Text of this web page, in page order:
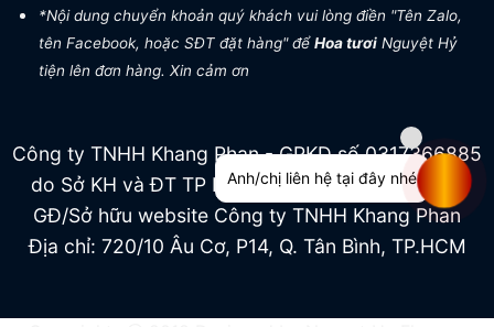
*Nội dung chuyển khoản quý khách vui lòng điền "Tên Zalo,
tên Facebook, hoặc SĐT đặt hàng" đểHoa tươi Nguyệt Hỷ
tiện lên đơn hàng. Xin cảm ơn
Công ty TNHH Khang Phan - GPKD số 0317366885
do Sở KH và ĐT TP HCM cấp ngày 04/07/2022
GĐ/Sở hữu website Công ty TNHH Khang Phan
Địa chỉ: 720/10 Âu Cơ, P14, Q. Tân Bình, TP.HCM
Anh/chị liên hệ tại đây nhé